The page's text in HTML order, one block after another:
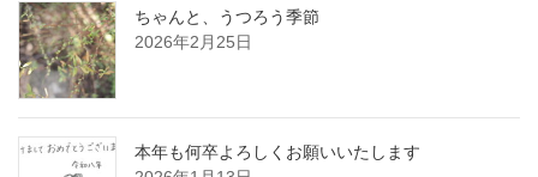
ちゃんと、うつろう季節
2026年2月25日
本年も何卒よろしくお願いいたします